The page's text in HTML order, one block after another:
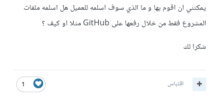
يمكنني ان اقوم بها و ما الذي سوف اسلمه للعميل هل اسلمه ملفات
المشروع فقط من خلال رفعها على GitHub مثلا او كيف ؟
شكرا لك
1 اقتباس